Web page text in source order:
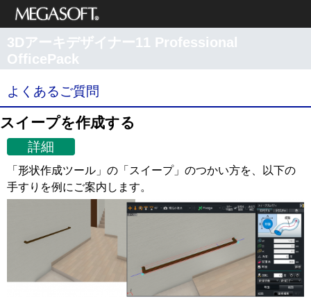
メガソフト株式
会社
3Dアーキデザイナー11 Professional
OfficePack
サポート情報
よくあるご質問
スイープを作成する
詳細
「形状作成ツール」の「スイープ」のつかい方を、以下の
手すりを例にご案内します。